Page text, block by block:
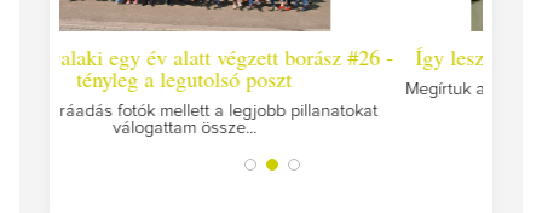
Így lesz valaki egy év alatt végzett borász #25
Megírtuk a modulzáró vizsgákat, már lázasan készülünk
az utolsó...